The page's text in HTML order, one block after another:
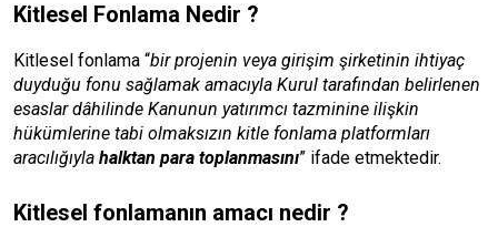
Kitlesel Fonlama Nedir ?
Kitlesel fonlama “bir projenin veya girişim şirketinin ihtiyaç
duyduğu fonu sağlamak amacıyla Kurul tarafından belirlenen
esaslar dâhilinde Kanunun yatırımcı tazminine ilişkin
hükümlerine tabi olmaksızın kitle fonlama platformları
aracılığıyla halktan para toplanmasını” ifade etmektedir.
Kitlesel fonlamanın amacı nedir ?